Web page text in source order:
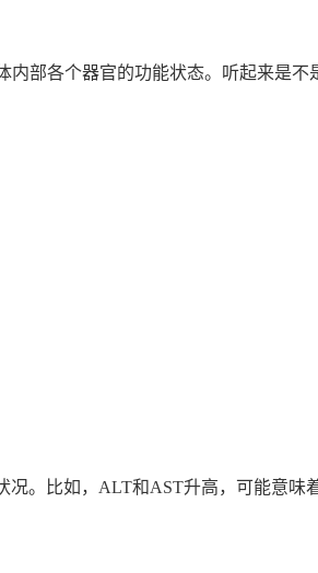
部各个器官的功能状态。听起来是不
。比如，ALT和AST升高，可能意味